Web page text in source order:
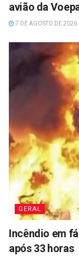
avião da
7 DE AGOSTO DE 2026
GERAL
Incêndio em
após 33 horas